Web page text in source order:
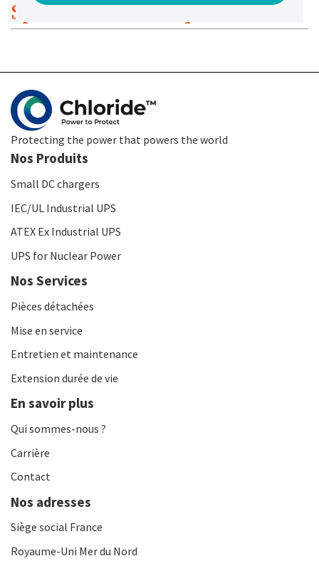
Spécificités techniques
Protecting the power that powers the world
Nos Produits
Small DC chargers
IEC/UL Industrial UPS
ATEX Ex Industrial UPS
UPS for Nuclear Power
Nos Services
Pièces détachées
Mise en service
Entretien et maintenance
Extension durée de vie
En savoir plus
Qui sommes-nous ?
Carrière
Contact
Nos adresses
Siège social France
Royaume-Uni Mer du Nord